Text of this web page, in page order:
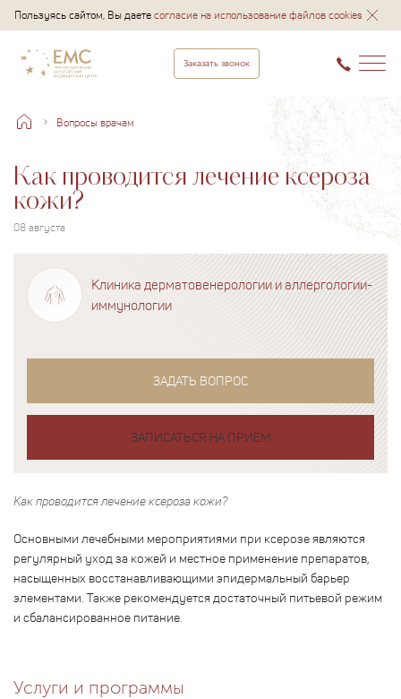
Пользуясь сайтом, Вы даетесогласие на использование файлов cookies
Заказать звонок
Вопросы врачам
Как проводится лечение ксероза
кожи?
08 августа
Клиника дерматовенерологии и аллергологии-
иммунологии
ЗАДАТЬ ВОПРОС
ЗАПИСАТЬСЯ НА ПРИЕМ
Как проводится лечение ксероза кожи?
Основными лечебными мероприятиями при ксерозе являются
регулярный уход за кожей и местное применение препаратов,
насыщенных восстанавливающими эпидермальный барьер
элементами. Также рекомендуется достаточный питьевой режим
и сбалансированное питание.
Услуги и программы